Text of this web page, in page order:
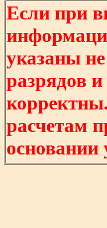
Если при
указаны
разрядов
расчетам
основании